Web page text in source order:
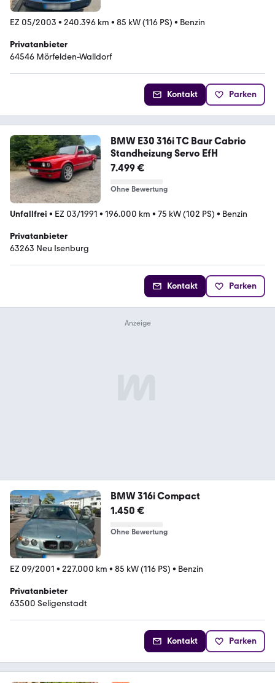
EZ 05/2003 • 240.396 km • 85 kW (116 PS) • Benzin
Privatanbieter
64546 Mörfelden-Walldorf
Kontakt Parken
BMW E30 316i TC Baur Cabrio
Standheizung Servo EfH
7.499 €
Ohne Bewertung
Unfallfrei • EZ 03/1991 • 196.000 km • 75 kW (102 PS) • Benzin
Privatanbieter
63263 Neu Isenburg
Kontakt Parken
BMW 316i Compact
1.450 €
Ohne Bewertung
EZ 09/2001 • 227.000 km • 85 kW (116 PS) • Benzin
Privatanbieter
63500 Seligenstadt
Kontakt Parken